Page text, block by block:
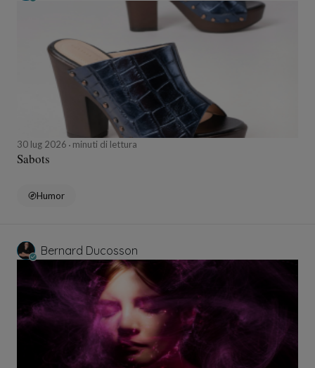
30 lug 2026 minuti di lettura
Sabots
Humor
Bernard Ducosson